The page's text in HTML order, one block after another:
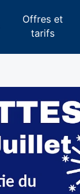
Offres et
tarifs